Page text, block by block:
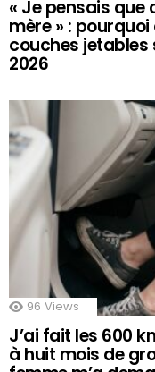
« Je pensais
mère » :
couches jetables
2026
96 Views
J’ai fait les 600
à huit mois de